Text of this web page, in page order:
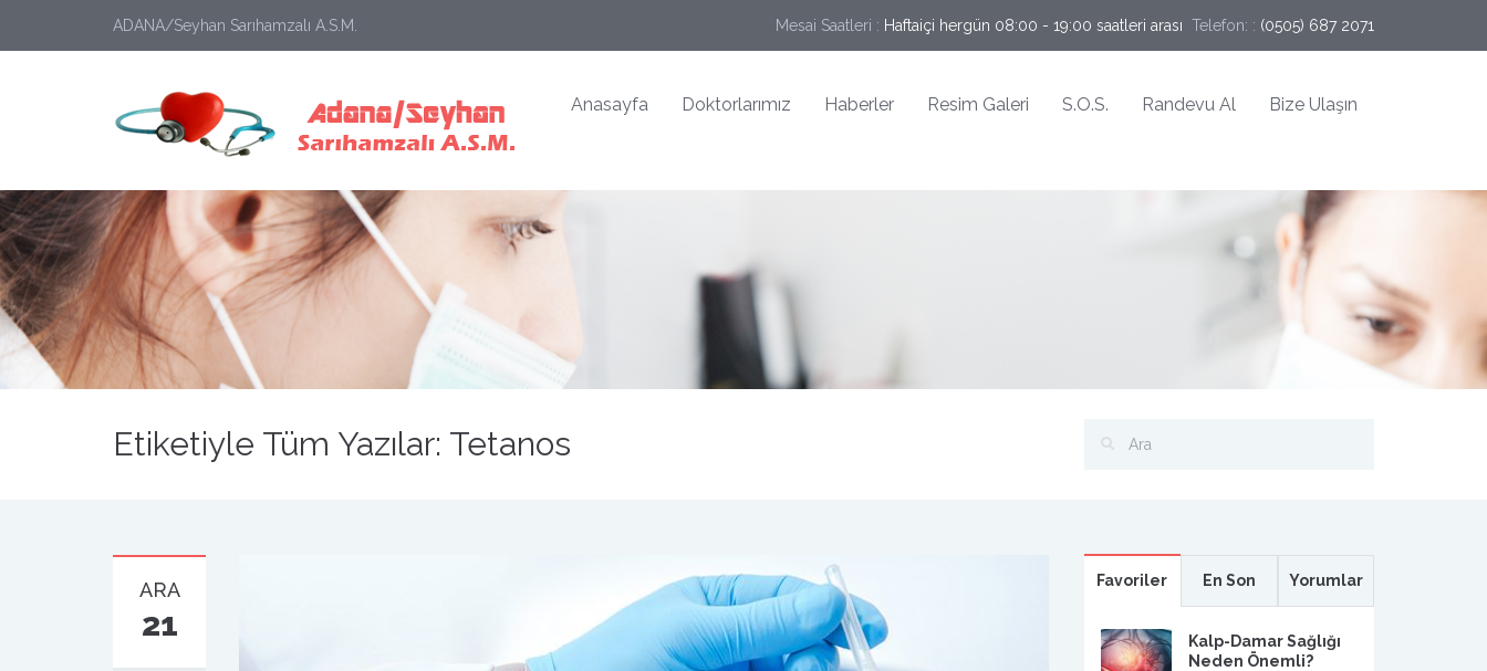
ADANA/Seyhan Sarıhamzalı A.S.M. Mesai Saatleri : Haftaiçi hergün 08:00 - 19:00 saatleri arası Telefon: : (0505) 687 2071
Anasayfa Doktorlarımız Haberler Resim Galeri S.O.S. Randevu Al Bize Ulaşın
Etiketiyle Tüm Yazılar: Tetanos
ARA
21
Favoriler En Son Yorumlar
Kalp-Damar Sağlığı
Neden Önemli?